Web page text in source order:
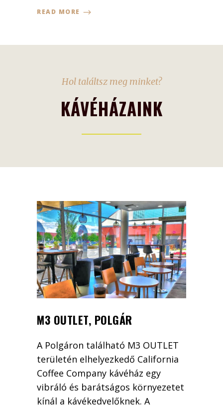
READ MORE
Hol találtsz meg minket?
KÁVÉHÁZAINK
M3 OUTLET, POLGÁR
A Polgáron található M3 OUTLET
területén elhelyezkedő California
Coffee Company kávéház egy
vibráló és barátságos környezetet
kínál a kávékedvelőknek. A